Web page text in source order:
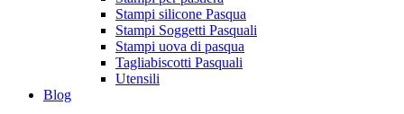
Stampi silicone Pasqua
Stampi Soggetti Pasquali
Stampi uova di pasqua
Tagliabiscotti Pasquali
Utensili
Blog